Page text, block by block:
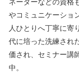
やコミュニケーショ
人ひとりへ丁寧に寄
代に培った洗練され
価され、セミナー講
中。